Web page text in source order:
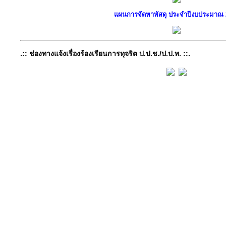
แผนการจัดหาพัสดุ ประจำปีงบประมาณ
.:: ช่องทางแจ้งเรื่องร้องเรียนการทุจริต ป.ป.ช./ป.ป.ท. ::.